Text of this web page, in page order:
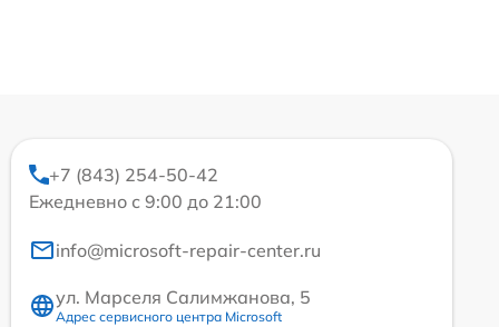
+7 (843) 254-50-42
Ежедневно с 9:00 до 21:00
info@microsoft-repair-center.ru
ул. Марселя Салимжанова, 5
Адрес сервисного центра Microsoft